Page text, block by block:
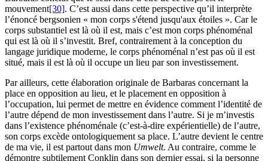
mouvement[30]. C’est aussi dans cette perspective qu’il interprète
l’énoncé bergsonien « mon corps s'étend jusqu'aux étoiles ». Car le
corps substantiel est là où il est, mais c’est mon corps phénoménal
qui est là où il s’investit. Bref, contrairement à la conception du
langage juridique moderne, le corps phénoménal n’est pas où il est
situé, mais il est là où il occupe un lieu par son investissement.
Par ailleurs, cette élaboration originale de Barbaras concernant la
place en opposition au lieu, et le placement en opposition à
l’occupation, lui permet de mettre en évidence comment l’identité de
l’autre dépend de mon investissement dans l’autre. Si je m’investis
dans l’existence phénoménale (c’est-à-dire expérientielle) de l’autre,
son corps excède ontologiquement sa place. L’autre devient le centre
de ma vie, il est partout dans mon Umwelt. Au contraire, comme le
démontre subtilement Conklin dans son dernier essai, si la personne